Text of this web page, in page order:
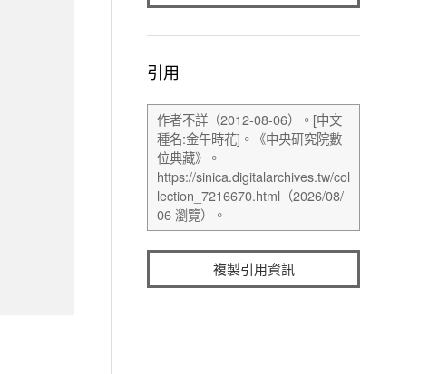
引用
複製引用資訊